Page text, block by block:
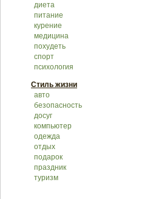
диета
питание
курение
медицина
похудеть
спорт
психология
Стиль жизни
авто
безопасность
досуг
компьютер
одежда
отдых
подарок
праздник
туризм